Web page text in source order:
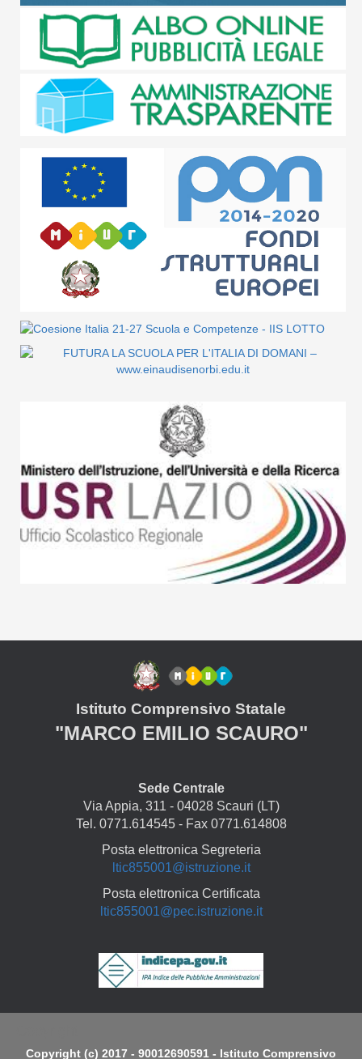
Istituto Comprensivo Statale
"MARCO EMILIO SCAURO"
Sede Centrale
Via Appia, 311 - 04028 Scauri (LT)
Tel. 0771.614545 - Fax 0771.614808
Posta elettronica Segreteria
ltic855001@istruzione.it
Posta elettronica Certificata
ltic855001@pec.istruzione.it
Copyright (c) 2017 - 90012690591 - Istituto Comprensivo